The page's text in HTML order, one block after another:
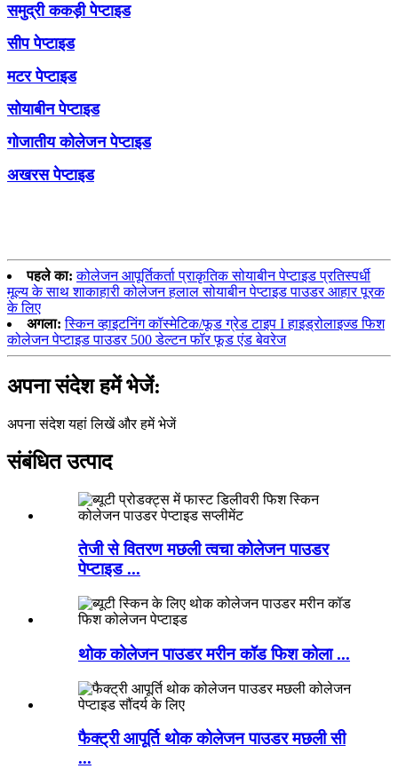
समुद्री ककड़ी पेप्टाइड
सीप पेप्टाइड
मटर पेप्टाइड
सोयाबीन पेप्टाइड
गोजातीय कोलेजन पेप्टाइड
अखरस पेप्टाइड
पहले का: कोलेजन आपूर्तिकर्ता प्राकृतिक सोयाबीन पेप्टाइड प्रतिस्पर्धी
मूल्य के साथ शाकाहारी कोलेजन हलाल सोयाबीन पेप्टाइड पाउडर आहार पूरक
के लिए
अगला: स्किन व्हाइटनिंग कॉस्मेटिक/फूड ग्रेड टाइप I हाइड्रोलाइज्ड फिश
कोलेजन पेप्टाइड पाउडर 500 डेल्टन फॉर फूड एंड बेवरेज
अपना संदेश हमें भेजें:
अपना संदेश यहां लिखें और हमें भेजें
संबंधित उत्पाद
तेजी से वितरण मछली त्वचा कोलेजन पाउडर
पेप्टाइड ...
थोक कोलेजन पाउडर मरीन कॉड फिश कोला ...
फैक्ट्री आपूर्ति थोक कोलेजन पाउडर मछली सी
...